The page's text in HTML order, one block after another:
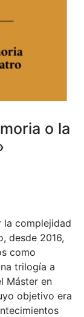
o la
la complejidad
desde 2016,
como
trilogía a
Máster en
objetivo era